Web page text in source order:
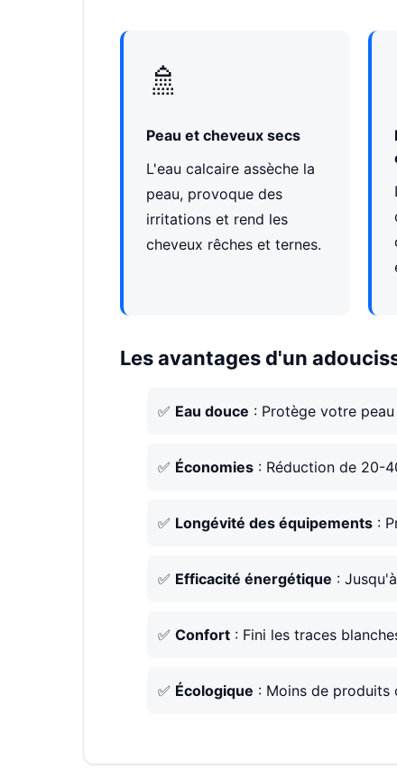
🚿
Peau et cheveux secs
L'eau calcaire assèche la
peau, provoque des
irritations et rend les
cheveux rêches et ternes.
Les avantages d'un
✅ Eau douce : Protège votre
✅ Économies : Réduction de 20-
✅ Longévité des équipements :
✅ Efficacité énergétique :
✅ Confort : Fini les traces
✅ Écologique : Moins de produits